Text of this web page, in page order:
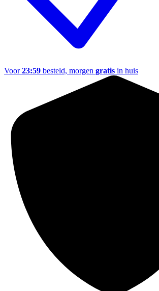
Voor23:59 besteld, morgen gratis in huis